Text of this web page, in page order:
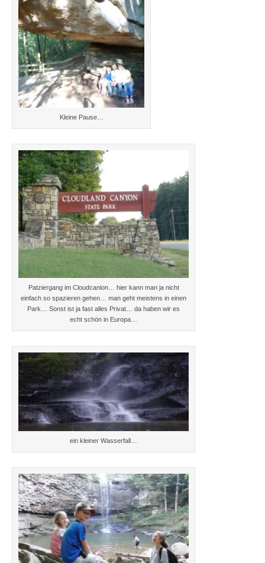
Kleine Pause…
Patziergang im Cloudcanion… hier kann man ja nicht
einfach so spazieren gehen… man geht meistens in einen
Park… Sonst ist ja fast alles Privat… da haben wir es
echt schön in Europa…
ein kleiner Wasserfall…